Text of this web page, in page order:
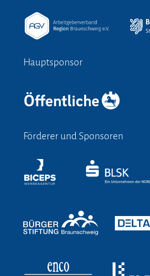
Hauptsponsor
Förderer und Sponsoren